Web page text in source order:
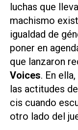
luchas que
machismo
igualdad de
poner en
que lanzaron
Voices. En
las actitudes
cis cuando
otro lado del